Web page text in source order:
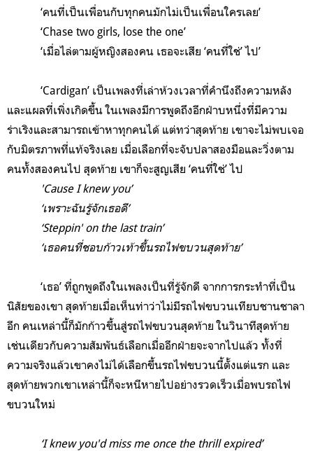
‘คนที่เป็นเพื่อนกับทุกคนมักไม่เป็นเพื่อนใครเลย’
‘Chase two girls, lose the one’
‘เมื่อไล่ตามผู้หญิงสองคน เธอจะเสีย ‘คนที่ใช่’ ไป’
‘Cardigan’ เป็นเพลงที่เล่าห้วงเวลาที่คำนึงถึงความหลัง
และแผลที่เพิ่งเกิดขึ้น ในเพลงมีการพูดถึงอีกฝ่าบหนึ่งที่มีความ
ร่าเริงและสามารถเข้าหาทุกคนได้ แต่ทว่าสุดท้าย เขาจะไม่พบเจอ
กับมิตรภาพที่แท้จริงเลย เมื่อเลือกที่จะจับปลาสองมือและวิ่งตาม
คนทั้งสองคนไป สุดท้าย เขาก็จะสูญเสีย ‘คนที่ใช่’ ไป
'Cause I knew you’
‘เพราะฉันรู้จักเธอดี’
‘Steppin' on the last train’
‘เธอคนที่ชอบก้าวเท้าขึ้นรถไฟขบวนสุดท้าย’
‘เธอ’ ที่ถูกพูดถึงในเพลงเป็นที่รู้จักดี จากการกระทำที่เป็น
นิสัยของเขา สุดท้ายเมื่อเห็นท่าว่าไม่มีรถไฟขบวนเทียบชานชาลา
อีก คนเหล่านี้ก็มักก้าวขึ้นสู่รถไฟขบวนสุดท้าย ในวินาทีสุดท้าย
เช่นเดียวกับความสัมพันธ์เลือกเมื่ออีกฝ่ายจะจากไปแล้ว ทั้งที่
ความจริงแล้วเขาคงไม่ได้เลือกขึ้นรถไฟขบวนนี้ตั้งแต่แรก และ
สุดท้ายพวกเขาเหล่านี้ก็จะหนีหายไปอย่างรวดเร็วเมื่อพบรถไฟ
ขบวนใหม่
‘I knew you'd miss me once the thrill expired’